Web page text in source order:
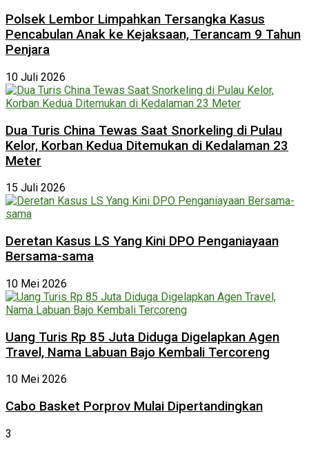
Polsek Lembor Limpahkan Tersangka Kasus
Pencabulan Anak ke Kejaksaan, Terancam 9 Tahun
Penjara
10 Juli 2026
Dua Turis China Tewas Saat Snorkeling di Pulau
Kelor, Korban Kedua Ditemukan di Kedalaman 23
Meter
15 Juli 2026
Deretan Kasus LS Yang Kini DPO Penganiayaan
Bersama-sama
10 Mei 2026
Uang Turis Rp 85 Juta Diduga Digelapkan Agen
Travel, Nama Labuan Bajo Kembali Tercoreng
10 Mei 2026
Cabo Basket Porprov Mulai Dipertandingkan
3